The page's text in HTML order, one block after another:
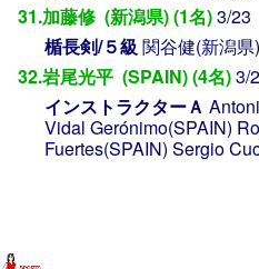
31.加藤修 (新潟県) (1名)3/23
楯長剣/５級 関谷健(新潟県)
32.岩尾光平 (SPAIN) (4名)3/
インストラクターＡ
Vidal Gerónimo(SPAIN)
Fuertes(SPAIN) Sergio